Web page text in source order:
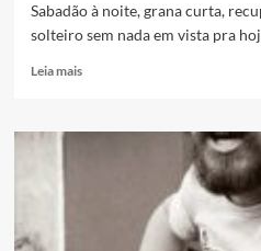
Sabadão à noite, grana curta,
solteiro sem nada em vista pra
Leia maisRead
Histórias